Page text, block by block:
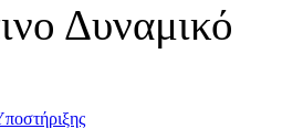
Δυναμικό